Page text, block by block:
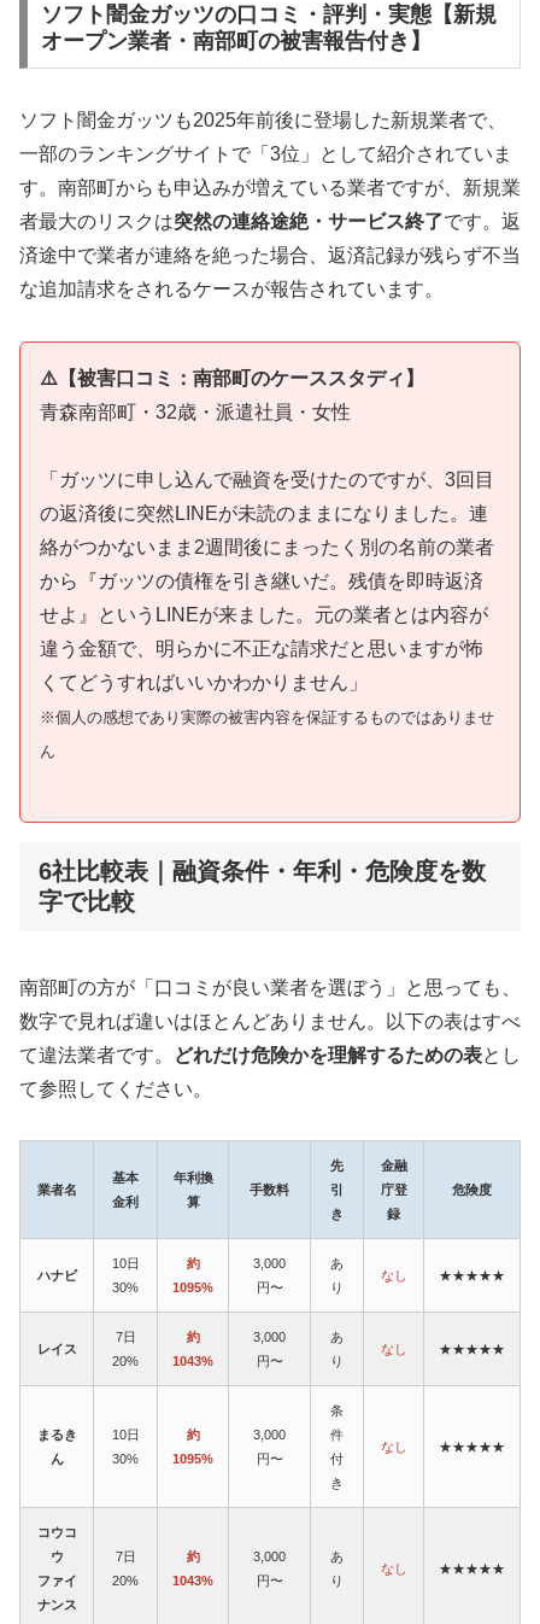
ソフト闇金ガッツの口コミ・評判・実態【新規
オープン業者・南部町の被害報告付き】
ソフト闇金ガッツも2025年前後に登場した新規業者で、
一部のランキングサイトで「3位」として紹介されていま
す。南部町からも申込みが増えている業者ですが、新規業
者最大のリスクは突然の連絡途絶・サービス終了です。返
済途中で業者が連絡を絶った場合、返済記録が残らず不当
な追加請求をされるケースが報告されています。
⚠️【被害口コミ：南部町のケーススタディ】
青森南部町・32歳・派遣社員・女性
「ガッツに申し込んで融資を受けたのですが、3回目
の返済後に突然LINEが未読のままになりました。連
絡がつかないまま2週間後にまったく別の名前の業者
から『ガッツの債権を引き継いだ。残債を即時返済
せよ』というLINEが来ました。元の業者とは内容が
違う金額で、明らかに不正な請求だと思いますが怖
くてどうすればいいかわかりません」
※個人の感想であり実際の被害内容を保証するものではありませ
ん
6社比較表｜融資条件・年利・危険度を数
字で比較
南部町の方が「口コミが良い業者を選ぼう」と思っても、
数字で見れば違いはほとんどありません。以下の表はすべ
て違法業者です。
どれだけ危険かを理解するための表とし
て参照してください。
業者名
基本
金利
年利換
算
手数料
先
引
き
金融
庁登
録
危険度
ハナビ
10日
30%
約
1095%
3,000
円〜
あ
り
なし ★★★★★
レイス
7日
20%
約
1043%
3,000
円〜
あ
り
なし ★★★★★
まるき
ん
10日
30%
約
1095%
3,000
円〜
条
件
付
き
なし ★★★★★
コウコ
ウ
ファイ
ナンス
7日
20%
約
1043%
3,000
円〜
あ
り
なし ★★★★★